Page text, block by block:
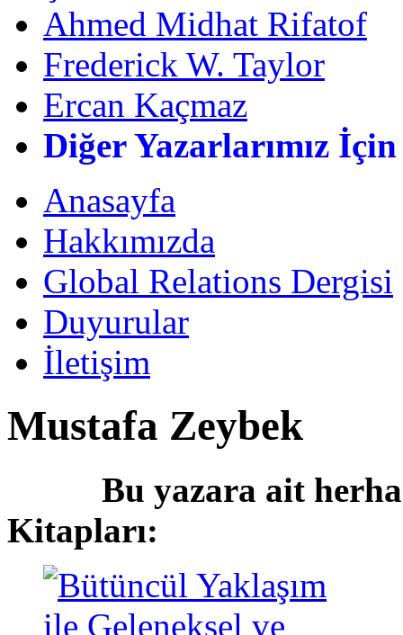
Ahmed Midhat Rifatof
Frederick W. Taylor
Ercan Kaçmaz
Diğer Yazarlarımız İçin
Anasayfa
Hakkımızda
Global Relations Dergisi
Duyurular
İletişim
Mustafa Zeybek
Bu yazara ait
Kitapları: